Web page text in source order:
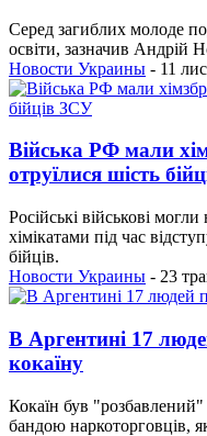
Серед загиблих молоде
освіти, зазначив Андрій
Новости Украины - 11
Війська РФ мали
отруїлися шість
Російські військові
хімікатами під час
бійців.
Новости Украины - 23
В Аргентині 17
кокаїну
Кокаїн був
бандою наркоторговців,